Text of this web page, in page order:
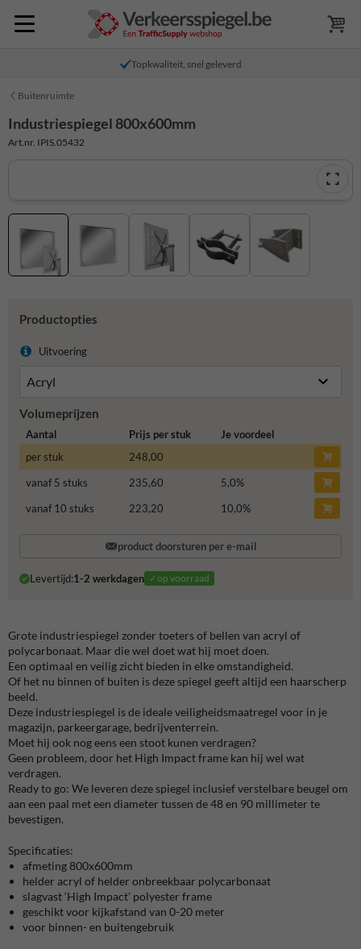
Topkwaliteit, snel geleverd
Buitenruimte
Industriespiegel 800x600mm
Art.nr. IPIS.05432
Productopties
Uitvoering
Volumeprijzen
Aantal Prijs per stuk
Je voordeel
per stuk
248,00
vanaf 5 stuks
235,60 5,0%
vanaf 10 stuks
223,20 10,0%
product doorsturen per e-mail
Levertijd:1-2 werkdagen ✓op voorraad
Grote industriespiegel zonder toeters of bellen van acryl of
polycarbonaat. Maar die wel doet wat hij moet doen.
Een optimaal en veilig zicht bieden in elke omstandigheid.
Of het nu binnen of buiten is deze spiegel geeft altijd een haarscherp
beeld.
Deze industriespiegel is de ideale veiligheidsmaatregel voor in je
magazijn, parkeergarage, bedrijventerrein.
Moet hij ook nog eens een stoot kunen verdragen?
Geen probleem, door het High Impact frame kan hij wel wat
verdragen.
Ready to go: We leveren deze spiegel inclusief verstelbare beugel om
aan een paal met een diameter tussen de 48 en 90 millimeter te
bevestigen.
Specificaties:
afmeting 800x600mm
helder acryl of helder onbreekbaar polycarbonaat
slagvast ‘High Impact’ polyester frame
geschikt voor kijkafstand van 0-20 meter
voor binnen- en buitengebruik